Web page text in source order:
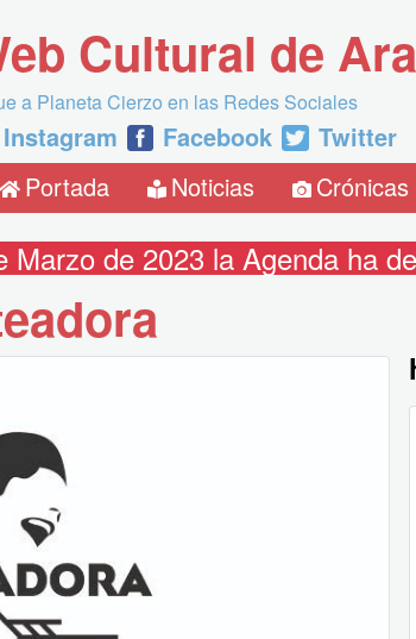
Cultural de
a Planeta Cierzo en las Redes Sociales
Instagram Facebook
Twitter
Portada
Noticias Crónicas
Marzo de 2023 la Agenda ha